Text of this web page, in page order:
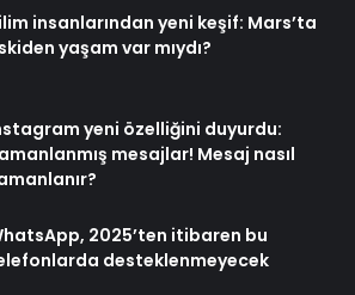
insanlarından yeni keşif: Mars’ta
yaşam var mıydı?
yeni özelliğini duyurdu:
mesajlar! Mesaj nasıl
2025’ten itibaren bu
desteklenmeyecek